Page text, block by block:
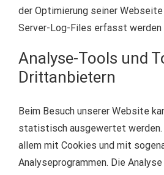
der Optimierung seiner
Server-Log-Files erfasst werden
Analyse-Tools und
Drittanbietern
Beim Besuch unserer Website
statistisch ausgewertet werden.
allem mit Cookies und mit
Analyseprogrammen. Die